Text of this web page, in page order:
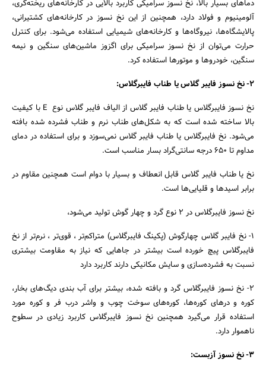
جستجو
دماهای بسیار بالا، نخ نسوز سرامیکی کاربرد بالایی در کارخانه‌های ریخته‌‌گری،
آلومینیوم و فولاد دارد، همچنین از این نخ نسوز در کارخانه‌های کشتیرانی،
پالایشگاه‌ها، نیروگاه‌ها و کارخانه‌های شیمیایی استفاده می‌شود. برای کنترل
حرارت می‌توان از نخ نسوز سرامیکی برای اگزوز ماشین‌های سنگین و نیمه
سنگین، خودروها و موتورها استفاده کرد.
۲- نخ نسوز فایبر گلاس یا طناب فایبرگلاس:
نخ نسوز فایبرگلاس یا طناب فایبر گلاس از الیاف فایبر گلاس نوع E با کیفیت
بالا ساخته شده است که به شکل‌های طناب نرم و طناب فشرده شده بافته
می‌شود. نخ فایبرگلاس یا طناب فایبر گلاس نمی‌سوزد و برای استفاده در دمای
مداوم تا ۶۵۰ درجه سانتی‌گراد بسار مناسب است.
نخ یا طناب فایبر گلاس قابل انعطاف و بسیار با دوام است همچنین مقاوم در
برابر اسیدها و قلیایی‌ها است.
نخ نسوز فایبرگلاس در ۲ نوع گرد و چهار گوش تولید می‌شود،
۱- نخ فایبر گلاس چهارگوش (پکینگ فایبرگلاس) متراکم‌تر ، قوی‌تر ، نرم‌تر از نخ
فایبرگلاس پیچ خورده است بیشتر در جاهایی که نیاز به مقاومت بیشتری
نسبت به فشرده‌سازی و سایش مکانیکی دارند کاربرد دارد
۲- نخ نسوز فایبرگلاس گرد و بافته شده، بیشتر برای آب بندی دیگ‌های بخار،
کوره و درهای کوره‌ها، کوره‌های سوخت چوب و واشر درب فر و کوره مورد
استفاده قرار می‌گیرد همچنین نخ نسوز فایبرگلاس کاربرد زیادی در سطوح
ناهموار دارد.
۳- نخ نسوز آزبست: